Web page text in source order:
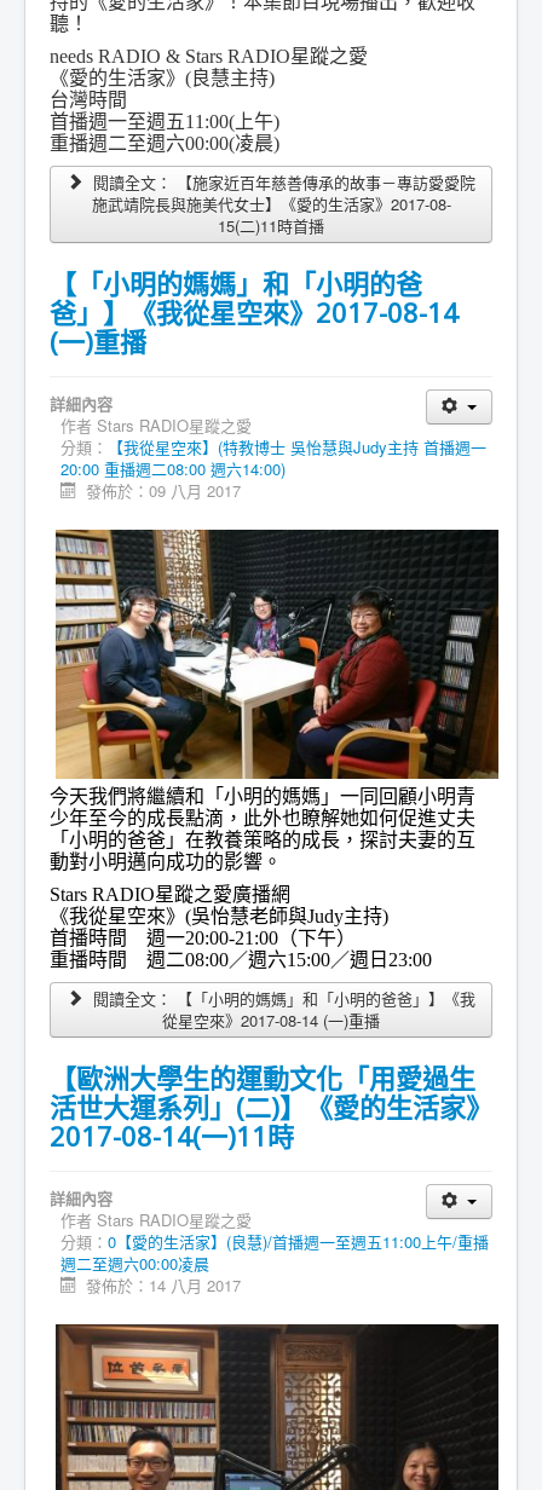
聽！
needs RADIO & Stars RADIO星蹤之愛
《愛的生活家》(良慧主持)
台灣時間
首播週一至週五11:00(上午)
重播週二至週六00:00(凌晨)
閱讀全文： 【施家近百年慈善傳承的故事－專訪愛愛院
施武靖院長與施美代女士】《愛的生活家》2017-08-
15(二)11時首播
【「小明的媽媽」和「小明的爸
爸」】《我從星空來》2017-08-14
(一)重播
詳細內容
作者 Stars RADIO星蹤之愛
分類：
【我從星空來】(特教博士 吳怡慧與Judy主持 首播週一
20:00 重播週二08:00 週六14:00)
發佈於：09 八月 2017
今天我們將繼續和「小明的媽媽」一同回顧小明青
少年至今的成長點滴，此外也瞭解她如何促進丈夫
「小明的爸爸」在教養策略的成長， 探討夫妻的互
動對小明邁向成功的影響。
Stars RADIO星蹤之愛廣播網
《我從星空來》(吳怡慧老師與Judy主持)
首播時間 週一20:00-21:00（下午）
重播時間 週二08:00／週六15:00／週日23:00
閱讀全文： 【「小明的媽媽」和「小明的爸爸」】《我
從星空來》2017-08-14 (一)重播
【歐洲大學生的運動文化「用愛過生
活世大運系列」(二)】《愛的生活家》
2017-08-14(一)11時
詳細內容
作者 Stars RADIO星蹤之愛
分類： 0【愛的生活家】(良慧)/首播週一至週五11:00上午/重播
週二至週六00:00凌晨
發佈於：14 八月 2017